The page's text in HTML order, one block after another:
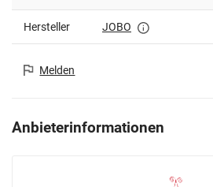
Hersteller JOBO
Melden
Anbieterinformationen